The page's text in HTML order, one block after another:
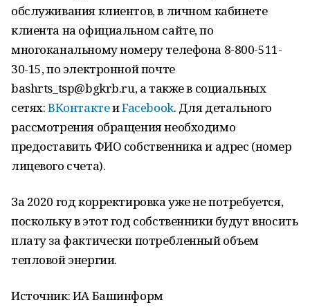
обслуживания клиентов, в личном кабинете
клиента на официальном сайте, по
многоканальному номеру телефона 8-800-511-
30-15, по электронной почте
bashrts_tsp@bgkrb.ru, а также в социальных
сетях:ВКонтактеиFacebook. Для детального
рассмотрения обращения необходимо
предоставить ФИО собственника и адрес (номер
лицевого счета).
За 2020 год корректировка уже не потребуется,
поскольку в этот год собственники будут вносить
плату за фактически потребленный объем
тепловой энергии.
Источник: ИА Башинформ